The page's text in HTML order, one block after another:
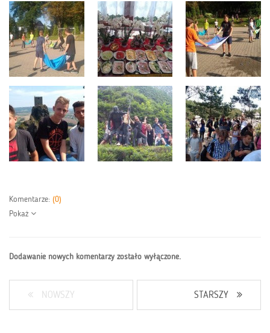
Komentarze: (0)
Pokaż
Dodawanie nowych komentarzy zostało wyłączone.
NOWSZY STARSZY